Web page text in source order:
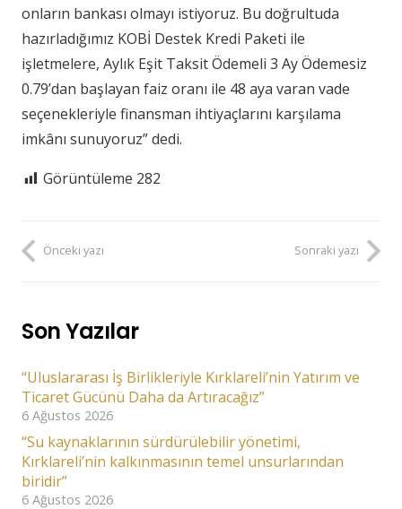
onların bankası olmayı istiyoruz. Bu doğrultuda
hazırladığımız KOBİ Destek Kredi Paketi ile
işletmelere, Aylık Eşit Taksit Ödemeli 3 Ay Ödemesiz
0.79’dan başlayan faiz oranı ile 48 aya varan vade
seçenekleriyle finansman ihtiyaçlarını karşılama
imkânı sunuyoruz” dedi.
Görüntüleme 282
Önceki yazı Sonraki yazı
Son Yazılar
“Uluslararası İş Birlikleriyle Kırklareli’nin Yatırım ve
Ticaret Gücünü Daha da Artıracağız”
6 Ağustos 2026
“Su kaynaklarının sürdürülebilir yönetimi,
Kırklareli’nin kalkınmasının temel unsurlarından
biridir”
6 Ağustos 2026